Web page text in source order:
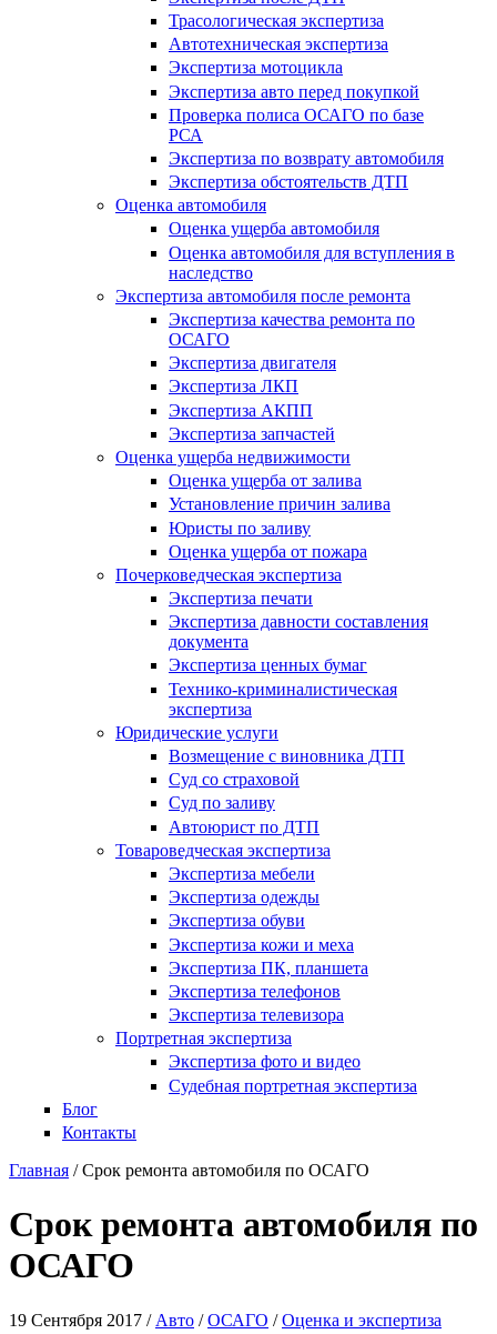
Трасологическая экспертиза
Автотехническая экспертиза
Экспертиза мотоцикла
Экспертиза авто перед покупкой
Проверка полиса ОСАГО по базе
РСА
Экспертиза по возврату автомобиля
Экспертиза обстоятельств ДТП
Оценка автомобиля
Оценка ущерба автомобиля
Оценка автомобиля для вступления в
наследство
Экспертиза автомобиля после ремонта
Экспертиза качества ремонта по
ОСАГО
Экспертиза двигателя
Экспертиза ЛКП
Экспертиза АКПП
Экспертиза запчастей
Оценка ущерба недвижимости
Оценка ущерба от залива
Установление причин залива
Юристы по заливу
Оценка ущерба от пожара
Почерковедческая экспертиза
Экспертиза печати
Экспертиза давности составления
документа
Экспертиза ценных бумаг
Технико-криминалистическая
экспертиза
Юридические услуги
Возмещение с виновника ДТП
Суд со страховой
Суд по заливу
Автоюрист по ДТП
Товароведческая экспертиза
Экспертиза мебели
Экспертиза одежды
Экспертиза обуви
Экспертиза кожи и меха
Экспертиза ПК, планшета
Экспертиза телефонов
Экспертиза телевизора
Портретная экспертиза
Экспертиза фото и видео
Судебная портретная экспертиза
Блог
Контакты
Главная /Срок ремонта автомобиля по ОСАГО
Срок ремонта автомобиля по
ОСАГО
19 Сентября 2017 / Авто /ОСАГО /Оценка и экспертиза